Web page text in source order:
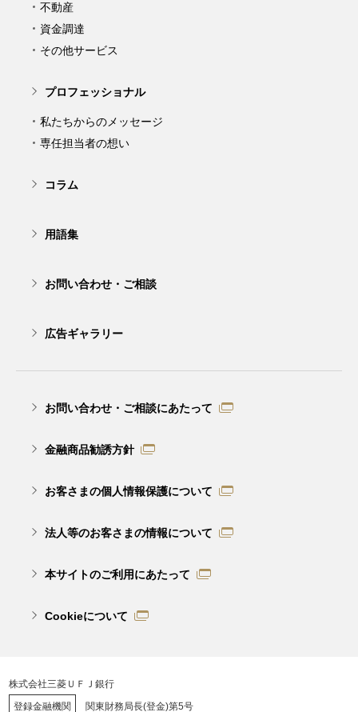
不動産
資金調達
その他サービス
プロフェッショナル
私たちからのメッセージ
専任担当者の想い
コラム
用語集
お問い合わせ・ご相談
広告ギャラリー
お問い合わせ・ご相談にあたって
金融商品勧誘方針
お客さまの個人情報保護について
法人等のお客さまの情報について
本サイトのご利用にあたって
Cookieについて
株式会社三菱ＵＦＪ銀行
登録金融機関
関東財務局長(登金)第5号